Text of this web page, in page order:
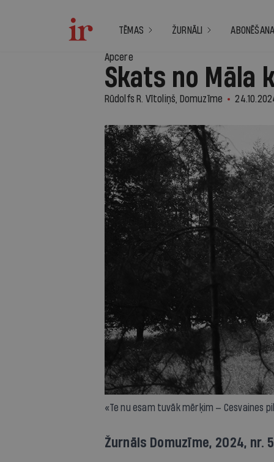
TĒMAS ŽURNĀLI ABONĒŠANA
Apcere
Skats no Māla
Rūdolfs R. Vītoliņš, Domuzīme
«Te nu esam tuvāk mērķim —
Žurnāls Domuzīme, 2024, nr. 5